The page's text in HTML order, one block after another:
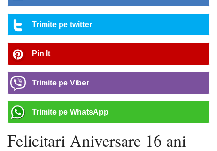
Trimite pe twitter
Pin It
Trimite pe Viber
Trimite pe WhatsApp
Felicitari Aniversare 16 ani